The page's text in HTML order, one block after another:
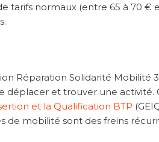
tarifs normaux (entre 65 à 70
Réparation Solidarité Mobilité
déplacer et trouver une
et la Qualification BTP
de mobilité sont des freins